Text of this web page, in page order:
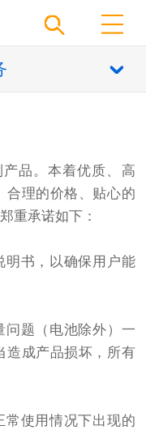
品。本着优质、高
合理的价格、贴心的
重承诺如下：
明书，以确保用户能
问题（电池除外）一
造成产品损坏，所有
常使用情况下出现的